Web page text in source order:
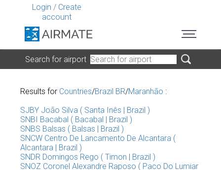
Login / Create
account
Search for airport
Results for Countries/Brazil BR/Maranhão :
SJBY João Silva ( Santa Inês | Brazil )
SNBI Bacabal ( Bacabal | Brazil )
SNBS Balsas ( Balsas | Brazil )
SNCW Centro De Lancamento De Alcantara (
Alcantara | Brazil )
SNDR Domingos Rego ( Timon | Brazil )
SNOZ Coronel Alexandre Raposo ( Paco Do Lumiar